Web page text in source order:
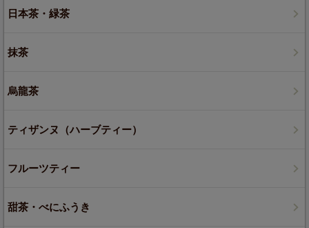
日本茶・緑茶
抹茶
烏龍茶
ティザンヌ（ハーブティー）
フルーツティー
甜茶・べにふうき